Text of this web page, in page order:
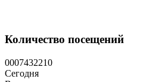
Количество посещений
0007432210
Сегодня